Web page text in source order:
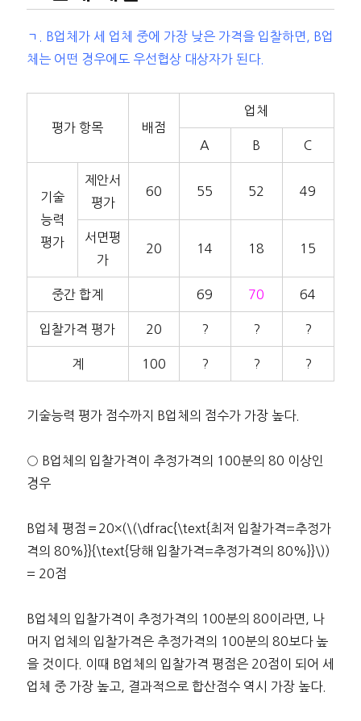
ㄱ. B업체가 세 업체 중에 가장 낮은 가격을 입찰하면, B업
체는 어떤 경우에도 우선협상 대상자가 된다.
평가 항목 배점
업체
A B C
기술
능력
평가
제안서
평가
60 55 52 49
서면평
가
20 14 18 15
중간 합계 69 70 64
입찰가격 평가 20 ? ? ?
계 100 ? ? ?
기술능력 평가 점수까지 B업체의 점수가 가장 높다.
○ B업체의 입찰가격이 추정가격의 100분의 80 이상인
경우
B업체 평점＝20×(\(\dfrac{\text{최저 입찰가격=추정가
격의 80%}}{\text{당해 입찰가격=추정가격의 80%}}\))
= 20점
B업체의 입찰가격이 추정가격의 100분의 80이라면, 나
머지 업체의 입찰가격은 추정가격의 100분의 80보다 높
을 것이다. 이때 B업체의 입찰가격 평점은 20점이 되어 세
업체 중 가장 높고, 결과적으로 합산점수 역시 가장 높다.